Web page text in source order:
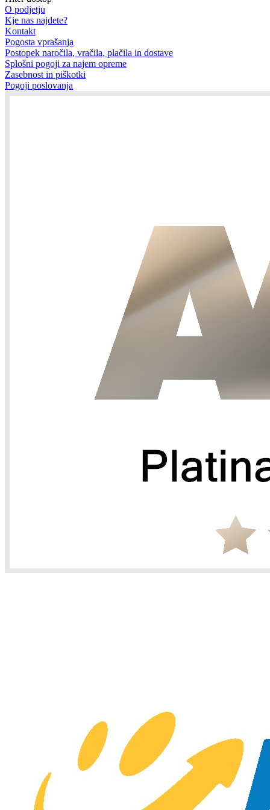
O podjetju
Kje nas najdete?
Kontakt
Pogosta vprašanja
Postopek naročila, vračila, plačila in dostave
Splošni pogoji za najem opreme
Zasebnost in piškotki
Pogoji poslovanja